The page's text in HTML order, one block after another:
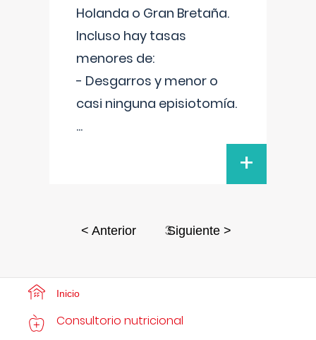
Holanda o Gran Bretaña.
Incluso hay tasas
menores de:
- Desgarros y menor o
casi ninguna episiotomía.
...
+
< Anterior 3Siguiente >
Inicio
Consultorio nutricional